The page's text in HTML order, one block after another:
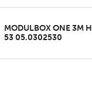
MODULBOX ONE 3M H
53 05.0302530